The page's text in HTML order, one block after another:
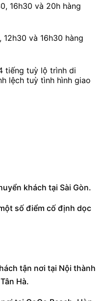
16h30 và 20h hàng
và 16h30 hàng
tiếng tuỳ lộ trình di
lệch tuỳ tình hình giao
khách tại Sài Gòn.
số điểm cố định dọc
tận nơi tại Nội thành
Hà.